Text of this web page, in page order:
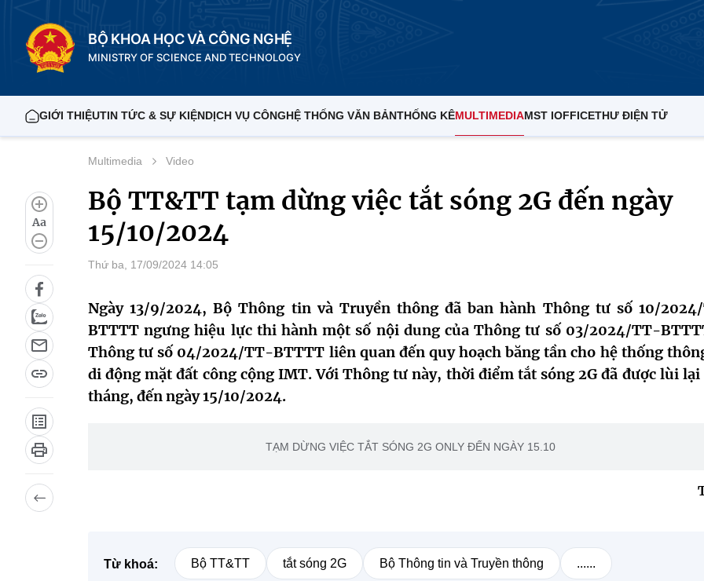
BỘ KHOA HỌC VÀ CÔNG NGHỆ
MINISTRY OF SCIENCE AND TECHNOLOGY
GIỚI THIỆUTIN TỨC & SỰ KIỆNDỊCH VỤ CÔNGHỆ THỐNG VĂN BẢNTHỐNG KÊMULTIMEDIAMST IOFFICETHƯ ĐIỆN TỬ
Aa
Multimedia Video
Bộ TT&TT tạm dừng việc tắt sóng 2G đến ngày
15/10/2024
Thứ ba, 17/09/2024 14:05
Ngày 13/9/2024, Bộ Thông tin và Truyền thông đã ban hành Thông tư số 10/
BTTTT ngưng hiệu lực thi hành một số nội dung của Thông tư số 03/2024/TT-
Thông tư số 04/2024/TT-BTTTT liên quan đến quy hoạch băng tần cho hệ thống
di động mặt đất công cộng IMT. Với Thông tư này, thời điểm tắt sóng 2G đã được lùi
tháng, đến ngày 15/10/2024.
TẠM DỪNG VIỆC TẮT SÓNG 2G ONLY ĐẾN NGÀY 15.10
Từ khoá: Bộ TT&TT tắt sóng 2G Bộ Thông tin và Truyền thông ......